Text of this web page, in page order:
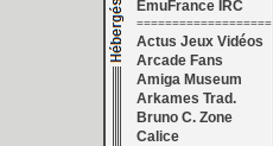
EmuFrance IRC
===================
Actus Jeux Vidéos
Arcade Fans
Amiga Museum
Arkames Trad.
Bruno C. Zone
Calice